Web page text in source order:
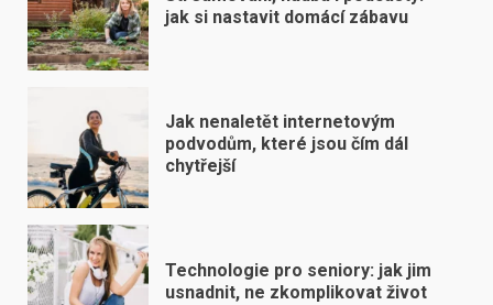
jak si nastavit domácí zábavu
Jak nenaletět internetovým
podvodům, které jsou čím dál
chytřejší
Technologie pro seniory: jak jim
usnadnit, ne zkomplikovat život